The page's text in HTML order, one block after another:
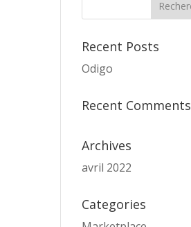
Recent Posts
Odigo
Recent Comments
Archives
avril 2022
Categories